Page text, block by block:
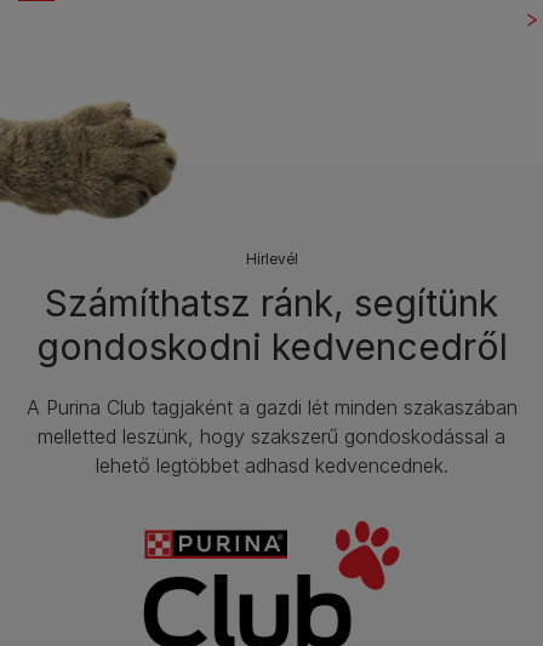
Hírlevél​
Számíthatsz ránk, segítünk
gondoskodni kedvencedről
A Purina Club tagjaként a gazdi lét minden szakaszában
melletted leszünk, hogy szakszerű gondoskodással a
lehető legtöbbet adhasd kedvencednek.​